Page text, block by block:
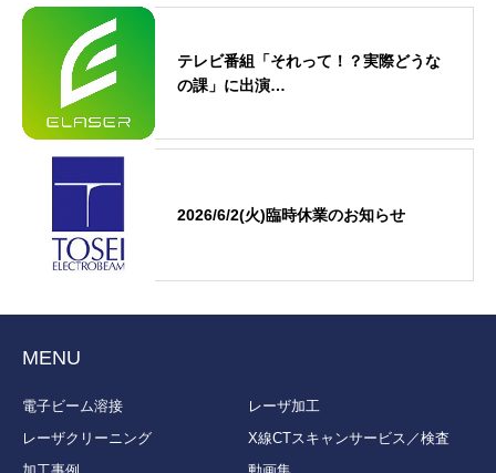
テレビ番組「それって！？実際どうな
の課」に出演…
2026/6/2(火)臨時休業のお知らせ
MENU
電子ビーム溶接
レーザ加工
レーザクリーニング
X線CTスキャンサービス／検査